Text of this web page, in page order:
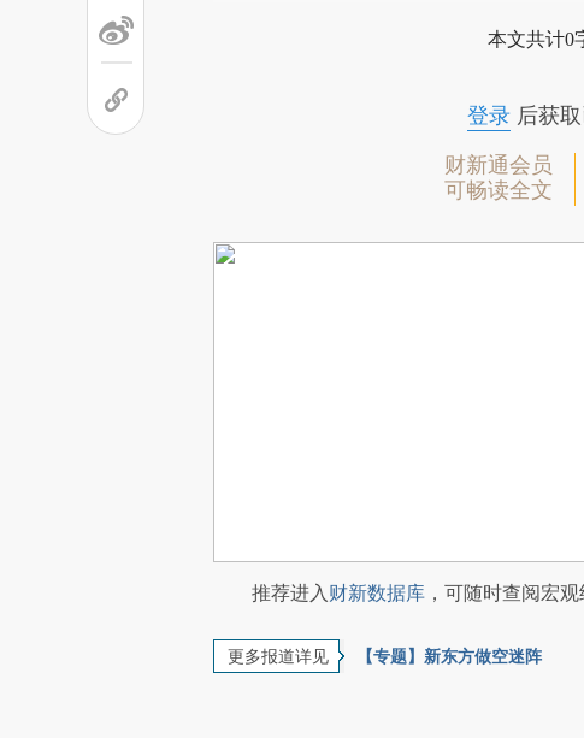
本文共计0
登录后获取
财新通会员
可畅读全文
推荐进入财新数据库 ，可随时查阅宏
更多报道详见 【专题】新东方做空迷阵